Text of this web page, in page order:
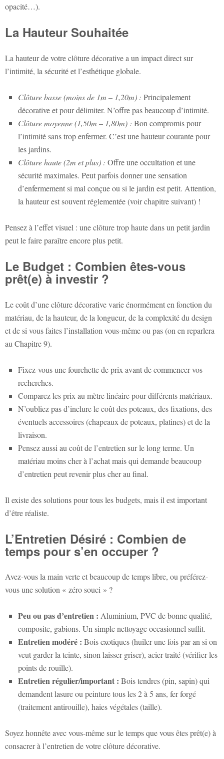
opacité…).
La Hauteur Souhaitée
La hauteur de votre clôture décorative a un impact direct sur
l’intimité, la sécurité et l’esthétique globale.
Clôture basse (moins de 1m – 1,20m) : Principalement
décorative et pour délimiter. N’offre pas beaucoup d’intimité.
Clôture moyenne (1,50m – 1,80m) : Bon compromis pour
l’intimité sans trop enfermer. C’est une hauteur courante pour
les jardins.
Clôture haute (2m et plus) : Offre une occultation et une
sécurité maximales. Peut parfois donner une sensation
d’enfermement si mal conçue ou si le jardin est petit. Attention,
la hauteur est souvent réglementée (voir chapitre suivant) !
Pensez à l’effet visuel : une clôture trop haute dans un petit jardin
peut le faire paraître encore plus petit.
Le Budget : Combien êtes-vous
prêt(e) à investir ?
Le coût d’une clôture décorative varie énormément en fonction du
matériau, de la hauteur, de la longueur, de la complexité du design
et de si vous faites l’installation vous-même ou pas (on en reparlera
au Chapitre 9).
Fixez-vous une fourchette de prix avant de commencer vos
recherches.
Comparez les prix au mètre linéaire pour différents matériaux.
N’oubliez pas d’inclure le coût des poteaux, des fixations, des
éventuels accessoires (chapeaux de poteaux, platines) et de la
livraison.
Pensez aussi au coût de l’entretien sur le long terme. Un
matériau moins cher à l’achat mais qui demande beaucoup
d’entretien peut revenir plus cher au final.
Il existe des solutions pour tous les budgets, mais il est important
d’être réaliste.
L’Entretien Désiré : Combien de
temps pour s’en occuper ?
Avez-vous la main verte et beaucoup de temps libre, ou préférez-
vous une solution « zéro souci » ?
Peu ou pas d’entretien : Aluminium, PVC de bonne qualité,
composite, gabions. Un simple nettoyage occasionnel suffit.
Entretien modéré : Bois exotiques (huiler une fois par an si on
veut garder la teinte, sinon laisser griser), acier traité (vérifier les
points de rouille).
Entretien régulier/important : Bois tendres (pin, sapin) qui
demandent lasure ou peinture tous les 2 à 5 ans, fer forgé
(traitement antirouille), haies végétales (taille).
Soyez honnête avec vous-même sur le temps que vous êtes prêt(e) à
consacrer à l’entretien de votre clôture décorative.